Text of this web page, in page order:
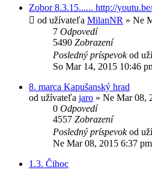
Zobor 8.3.15...... http://
od užívateľa MilanNR » Ne
7 Odpovedí
5490 Zobrazení
Posledný príspevokod
So Mar 14, 2015 10:46
8. marca Kapušanský hrad
od užívateľa jaro » Ne Mar 08,
0 Odpovedí
4557 Zobrazení
Posledný príspevokod
Ne Mar 08, 2015 6:37 pm
1.3. Čihoc